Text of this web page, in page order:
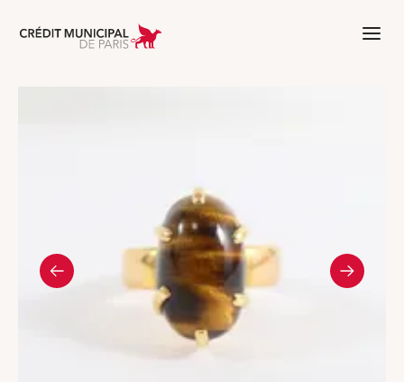
Aller à l'accueil de Crédit Municipal